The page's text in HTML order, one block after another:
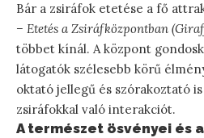
Bár a zsiráfok etetése a fő
– Etetés a Zsiráfközpontban
többet kínál. A központ
látogatók szélesebb körű
oktató jellegű és szórakoztató
zsiráfokkal való interakciót.
A természet ösvényei és